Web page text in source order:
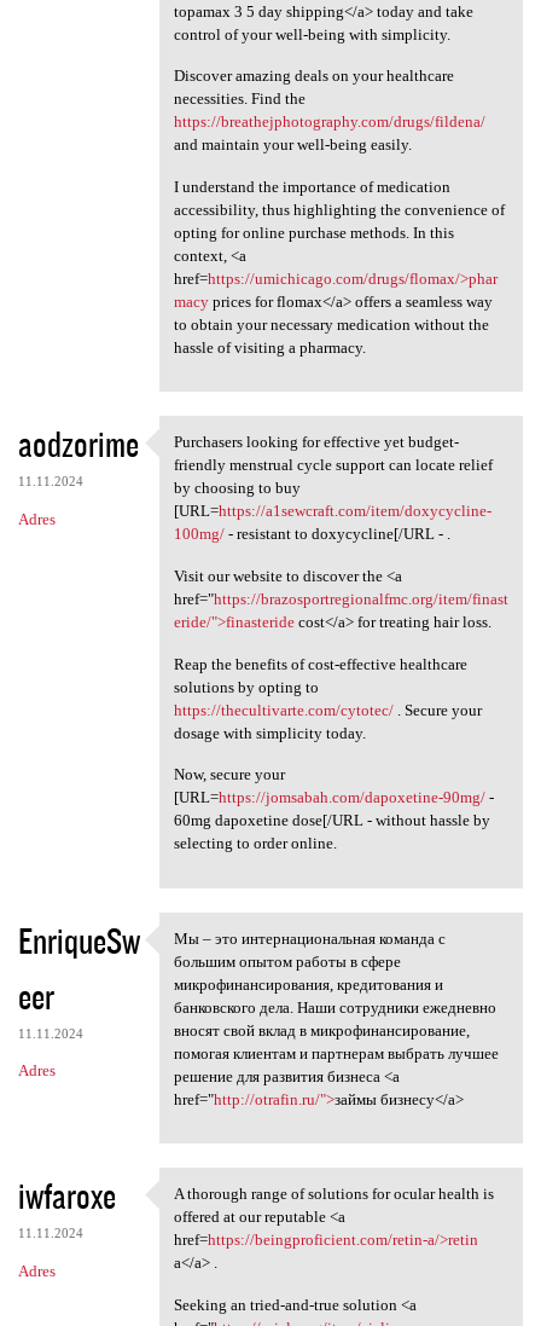
topamax 3 5 day shipping</a> today and take
control of your well-being with simplicity.
Discover amazing deals on your healthcare
necessities. Find the
https://breathejphotography.com/drugs/fildena/
and maintain your well-being easily.
I understand the importance of medication
accessibility, thus highlighting the convenience of
opting for online purchase methods. In this
context, <a
href=https://umichicago.com/drugs/flomax/>phar
macyprices for flomax</a> offers a seamless way
to obtain your necessary medication without the
hassle of visiting a pharmacy.
aodzorime
11.11.2024
Adres
Purchasers looking for
Purchasers looking for effective yet budget-
friendly menstrual cycle support can locate relief
by choosing to buy
[URL=https://a1sewcraft.com/item/doxycycline-
100mg/- resistant to doxycycline[/URL - .
Visit our website to discover the <a
href="https://brazosportregionalfmc.org/item/finast
eride/">finasteridecost</a> for treating hair loss.
Reap the benefits of cost-effective healthcare
solutions by opting to
https://thecultivarte.com/cytotec/. Secure your
dosage with simplicity today.
Now, secure your
[URL=https://jomsabah.com/dapoxetine-90mg/-
60mg dapoxetine dose[/URL - without hassle by
selecting to order online.
EnriqueSw
eer
11.11.2024
Adres
Мы – это интернациональная
Мы – это интернациональная команда с
большим опытом работы в сфере
микрофинансирования, кредитования и
банковского дела. Наши сотрудники ежедневно
вносят свой вклад в микрофинансирование,
помогая клиентам и партнерам выбрать лучшее
решение для развития бизнеса <a
href="http://otrafin.ru/">займы бизнесу</a>
iwfaroxe
11.11.2024
Adres
A thorough range of solutions
A thorough range of solutions for ocular health is
offered at our reputable <a
href=https://beingproficient.com/retin-a/>retin
a</a> .
Seeking an tried-and-true solution <a